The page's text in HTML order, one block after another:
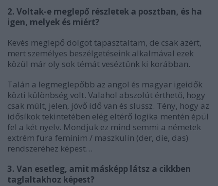
2. Voltak-e meglepő részletek a posztban, és ha
igen, melyek és miért?
Kevés meglepő dolgot tapasztaltam, de csak azért,
mert személyes beszélgetéseink alkalmával ezek
közül már oly sok témát veséztünk ki korábban.
Talán a legmeglepőbb az angol és magyar igeidők
közti különbség volt. Valahol abszolút érthető, hogy
csak múlt, jelen, jövő idő van és slussz. Tény, hogy az
idősíkok tekintetében elég eltérő logika mentén épül
fel a két nyelv. Mondjuk ez mind semmi a németek
extrém fura feminim / maszkulin (der, die, das)
rendszeréhez képest…
3. Van esetleg, amit másképp látsz a cikkben
taglaltakhoz képest?